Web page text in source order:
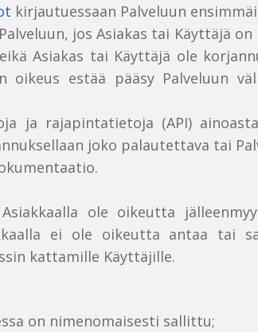
kirjautuessaan Palveluun
jos Asiakas tai Käyttäjä
Asiakas tai Käyttäjä ole
oikeus estää pääsy Palveluun
ja rajapintatietoja (API)
joko palautettava tai
ole oikeutta
ei ole oikeutta antaa tai
kattamille Käyttäjille.
on nimenomaisesti sallittu;